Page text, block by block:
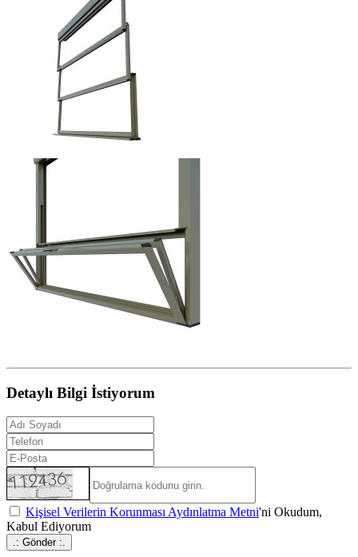
Detaylı Bilgi İstiyorum
Kişisel Verilerin Korunması Aydınlatma Metni'ni Okudum,
Kabul Ediyorum
.: Gönder :.